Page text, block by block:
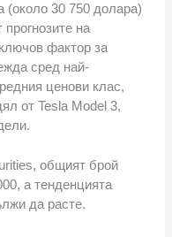
(около 30 750 долара)
прогнозите на
фактор за
сред най-
ценови клас,
от Tesla Model 3,
общият брой
а тенденцията
да расте.